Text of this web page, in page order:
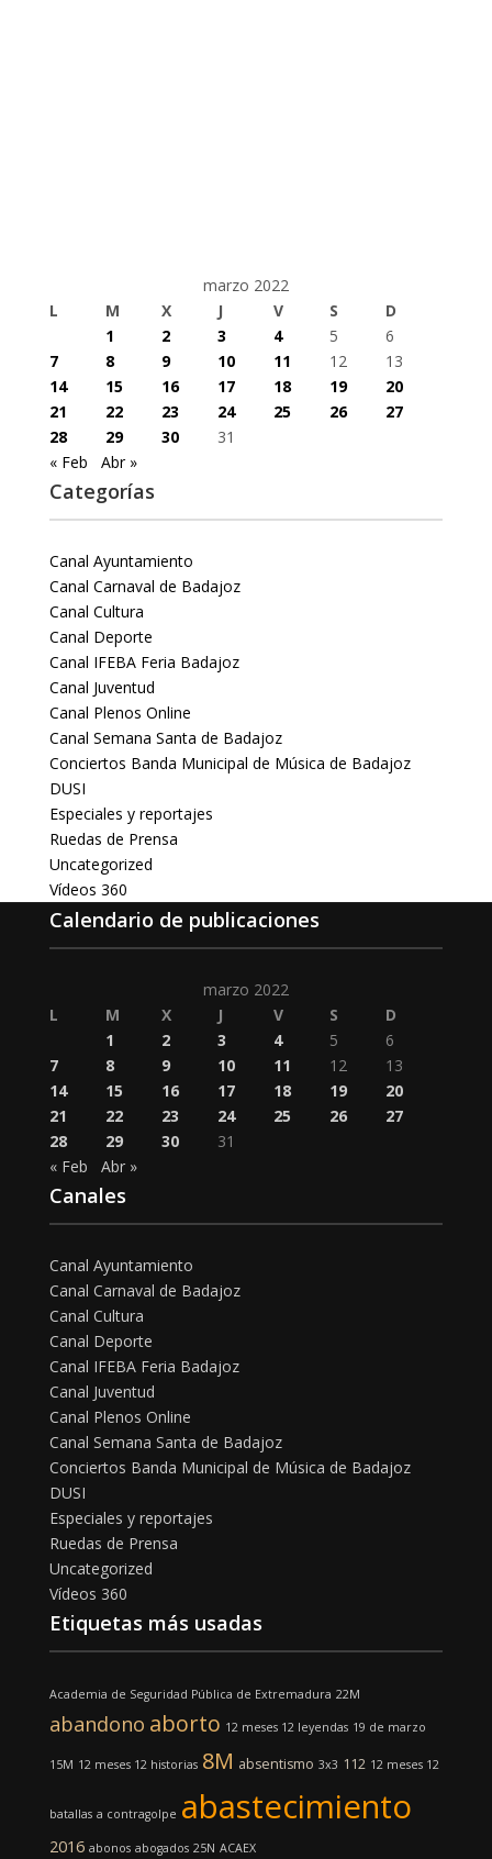
marzo 2022
L
M X J V S
D
1
2 3 4 5
6
7
8 9 10 11 12
13
14
15 16 17 18 19
20
21
22 23 24 25 26
27
28
29 30
31
« Feb
Abr »
Categorías
Canal Ayuntamiento
Canal Carnaval de Badajoz
Canal Cultura
Canal Deporte
Canal IFEBA Feria Badajoz
Canal Juventud
Canal Plenos Online
Canal Semana Santa de Badajoz
Conciertos Banda Municipal de Música de Badajoz
DUSI
Especiales y reportajes
Ruedas de Prensa
Uncategorized
Vídeos 360
Calendario de publicaciones
marzo 2022
L
M X J V S
D
1
2 3 4 5
6
7
8 9 10 11 12
13
14
15 16 17 18 19
20
21
22 23 24 25 26
27
28
29 30
31
« Feb
Abr »
Canales
Canal Ayuntamiento
Canal Carnaval de Badajoz
Canal Cultura
Canal Deporte
Canal IFEBA Feria Badajoz
Canal Juventud
Canal Plenos Online
Canal Semana Santa de Badajoz
Conciertos Banda Municipal de Música de Badajoz
DUSI
Especiales y reportajes
Ruedas de Prensa
Uncategorized
Vídeos 360
Etiquetas más usadas
Academia de Seguridad Pública de Extremadura 22M
abandono aborto 12 meses 12 leyendas 19 de marzo
15M 12 meses 12 historias 8M absentismo 3x3 112 12 meses 12
batallas a contragolpe abastecimiento
2016 abonos abogados 25N ACAEX